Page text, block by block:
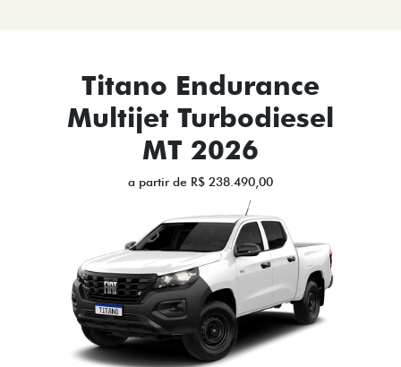
Titano Endurance
Multijet Turbodiesel
MT 2026
a partir de R$ 238.490,00